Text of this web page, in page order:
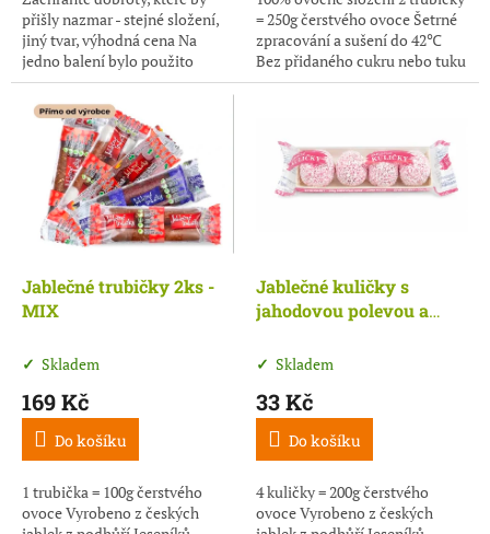
přišly nazmar - stejné složení,
jiný tvar, výhodná cena Na
jedno balení bylo použito
1000g čerstvého ovoce Šetrné
zpracování a sušení do 42
stupňů...
= 250g čerstvého ovoce Šetrné
zpracování a sušení do 42℃
Bez přidaného cukru nebo tuku
Vysoký obsah vlákniny
Jablečné trubičky 2ks -
MIX
Skladem
169 Kč
Do košíku
1 trubička = 100g čerstvého
ovoce Vyrobeno z českých
Jablečné kuličky s
jahodovou polevou a
Skladem
33 Kč
Do košíku
4 kuličky = 200g čerstvého
ovoce Vyrobeno z českých